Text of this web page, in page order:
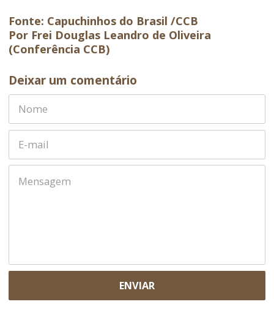
Fonte: Capuchinhos do Brasil /CCB
Por Frei Douglas Leandro de Oliveira
(Conferência CCB)
Deixar um comentário
ENVIAR